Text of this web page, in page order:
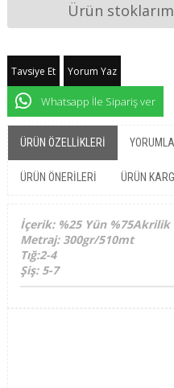
Ürün
Tavsiye Et Yorum Yaz
Whatsapp İle Sipariş ver
ÜRÜN ÖZELLIKLERI
ÜRÜN ÖNERILERI ÜRÜN
İçerik: %25 Yün %75Akrilik
Metraj: 300gr/510mt
Tığ:2-4
Şiş: 5-7